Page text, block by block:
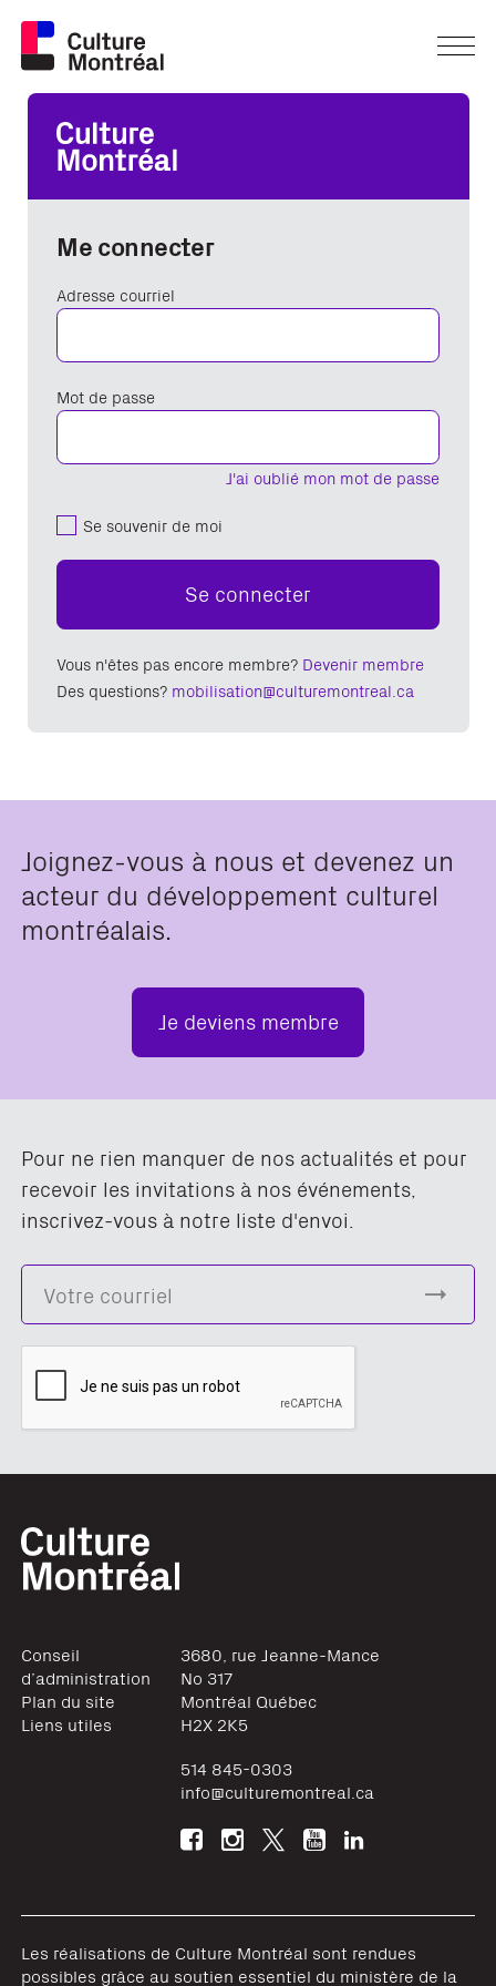
Me connecter
Adresse courriel
J'ai oublié mon mot de passe
Mot de passe
Se souvenir de moi
Se connecter
Vous n'êtes pas encore membre? Devenir membre
Des questions? mobilisation@culturemontreal.ca
Joignez-vous à nous et devenez un
acteur du développement culturel
montréalais.
Je deviens membre
Pour ne rien manquer de nos actualités et pour
recevoir les invitations à nos événements,
inscrivez-vous à notre liste d'envoi.
Conseil
d’administration
Plan du site
Liens utiles
3680, rue Jeanne-Mance
No 317
Montréal Québec
H2X 2K5
514 845-0303
info@culturemontreal.ca
Les réalisations de Culture Montréal sont rendues
possibles grâce au soutien essentiel du ministère de la